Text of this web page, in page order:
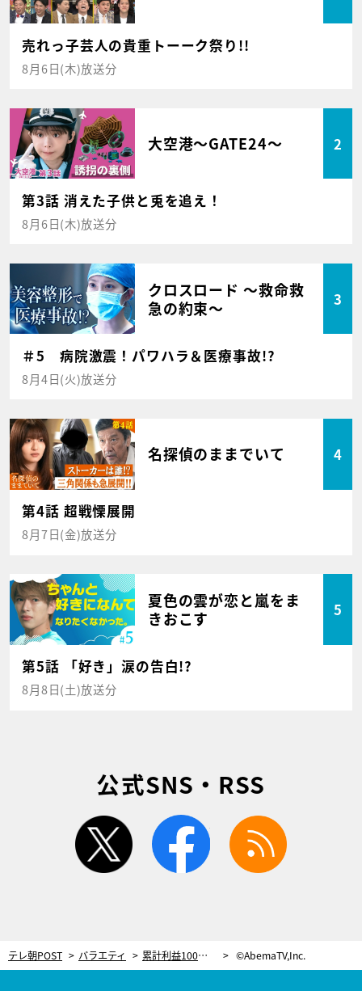
売れっ子芸人の貴重トーーク祭り!!
8月6日(木)放送分
大空港～GATE24～ 2
第3話 消えた子供と兎を追え！
8月6日(木)放送分
クロスロード ～救命救
急の約束～
3
＃5 病院激震！パワハラ＆医療事故!?
8月4日(火)放送分
名探偵のままでいて 4
第4話 超戦慄展開
8月7日(金)放送分
夏色の雲が恋と嵐をま
きおこす
5
第5話 「好き」涙の告白!?
8月8日(土)放送分
公式SNS・RSS
twitter facebook
テレ朝POST バラエティ 累計利益100億円！投資家テスタ、所属事務所との衝撃の給料実態を告白「騙されてません？」 ©AbemaTV,Inc.